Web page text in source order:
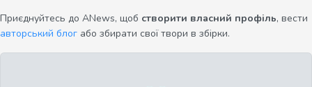
Приєднуйтесь до ANews, щоб створити власний профіль, вести
авторський блог або збирати свої твори в збірки.